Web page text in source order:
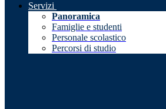
Servizi
Panoramica
Famiglie e studenti
Personale scolastico
Percorsi di studio